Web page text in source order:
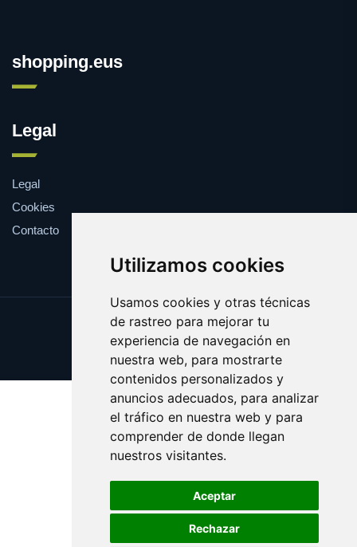
Utilizamos cookies
Usamos cookies y otras técnicas
de rastreo para mejorar tu
experiencia de navegación en
nuestra web, para mostrarte
contenidos personalizados y
anuncios adecuados, para analizar
el tráfico en nuestra web y para
comprender de donde llegan
nuestros visitantes.
Aceptar
Rechazar
shopping.eus
Legal
Legal
Cookies
Contacto
Update cookies preferences
Copyright © 2025 shopping.eus